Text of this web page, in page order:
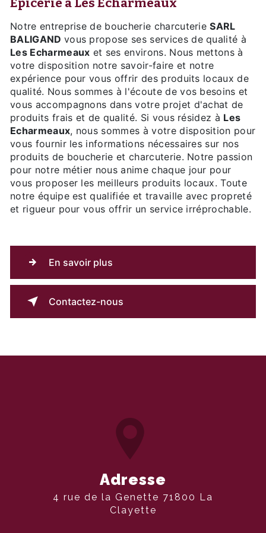
épicerie à Les Echarmeaux
Notre entreprise de boucherie charcuterieSARL
BALIGAND vous propose ses services de qualité à
Les Echarmeaux et ses environs. Nous mettons à
votre disposition notre savoir-faire et notre
expérience pour vous offrir des produits locaux de
qualité. Nous sommes à l'écoute de vos besoins et
vous accompagnons dans votre projet d'achat de
produits frais et de qualité. Si vous résidez à Les
Echarmeaux, nous sommes à votre disposition pour
vous fournir les informations nécessaires sur nos
produits de boucherie et charcuterie. Notre passion
pour notre métier nous anime chaque jour pour
vous proposer les meilleurs produits locaux. Toute
notre équipe est qualifiée et travaille avec propreté
et rigueur pour vous offrir un service irréprochable.
En savoir plus
Contactez-nous
Adresse
4 rue de la Genette 71800 La
Clayette